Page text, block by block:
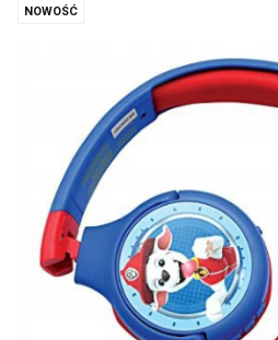
NOWOŚĆ